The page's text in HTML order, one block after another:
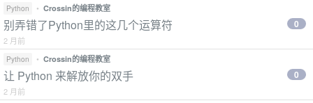
Python • Crossin的编程教室
别弄错了Python里的这几个运算符
2 月前
0
Python • Crossin的编程教室
让 Python 来解放你的双手
2 月前
0